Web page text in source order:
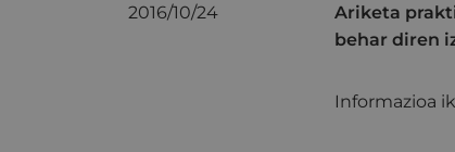
2016/10/24
Ariketa
behar diren
Informazioa